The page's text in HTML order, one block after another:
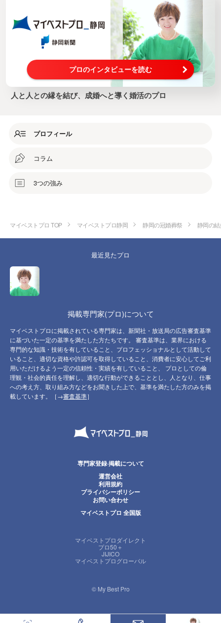
プロのインタビューを読む
人と人との縁を結び、成婚へと導く婚活のプロ
プロフィール
コラム
3つの強み
マイベストプロ TOP マイベストプロ静岡 静岡の冠婚葬祭 静岡の
最近見たプロ
掲載専門家(プロ)について
マイベストプロに掲載されている専門家は、新聞社・放送局の広告審査基準
に基づいた一定の基準を満たした方たちです。 審査基準は、業界における
専門的な知識・技術を有していること、プロフェッショナルとして活動して
いること、適切な資格や許認可を取得していること、消費者に安心してご利
用いただけるよう一定の信頼性・実績を有していること、 プロとしての倫
理観・社会的責任を理解し、適切な行動ができることとし、人となり、仕事
への考え方、取り組み方などをお聞きした上で、基準を満たした方のみを掲
載しています。［→審査基準］
専門家登録·掲載について
運営会社
利用規約
プライバシーポリシー
お問い合わせ
マイベストプロ 全国版
マイベストプロダイレクト
プロ50＋
JIJICO
マイベストプログローバル
© My Best Pro